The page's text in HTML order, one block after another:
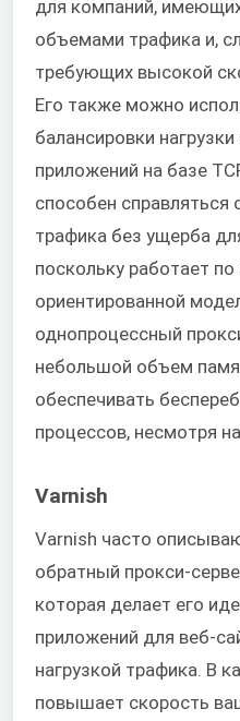
для компаний,
объемами трафика и,
требующих высокой
Его также можно
балансировки
приложений на базе
способен
трафика без ущерба
поскольку работает
ориентированной
однопроцессный
небольшой объем
обеспечивать
процессов, несмотря
Varnish
Varnish часто
обратный прокси-
которая делает его
приложений для веб-
нагрузкой трафика. В
повышает скорость